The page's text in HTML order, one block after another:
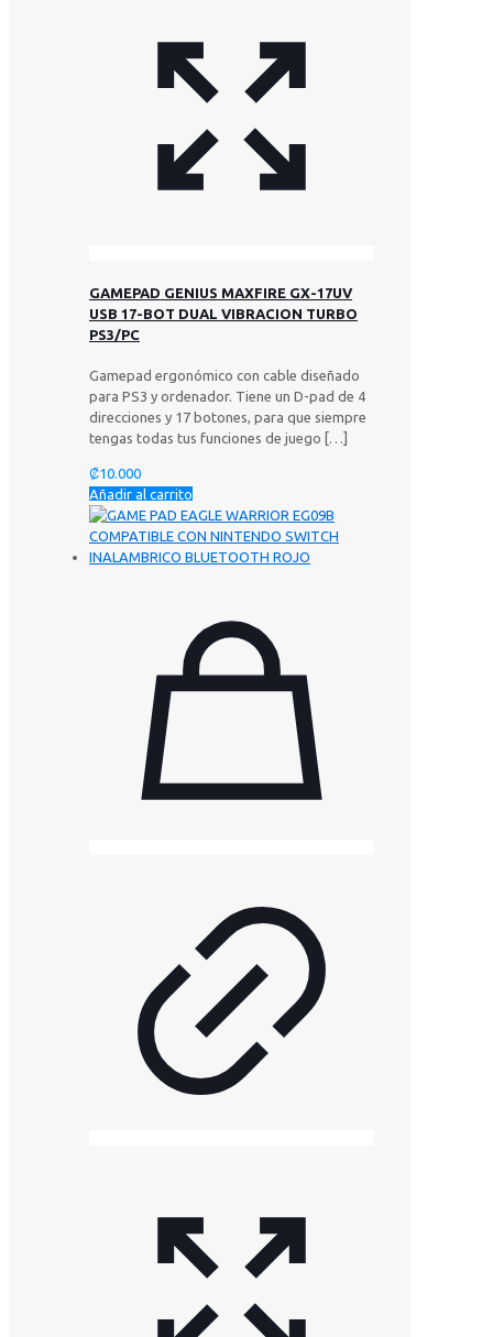
GAMEPAD GENIUS MAXFIRE GX-17UV
USB 17-BOT DUAL VIBRACION TURBO
PS3/PC
Gamepad ergonómico con cable diseñado
para PS3 y ordenador. Tiene un D-pad de 4
direcciones y 17 botones, para que siempre
tengas todas tus funciones de juego […]
₡10.000
Añadir al carrito